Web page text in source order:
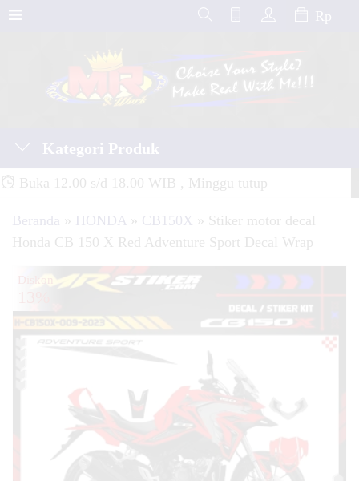
Rp
Kategori Produk
Buka 12.00 s/d 18.00 WIB , Minggu tutup
Beranda » HONDA » CB150X » Stiker motor decal
Honda CB 150 X Red Adventure Sport Decal Wrap
Diskon